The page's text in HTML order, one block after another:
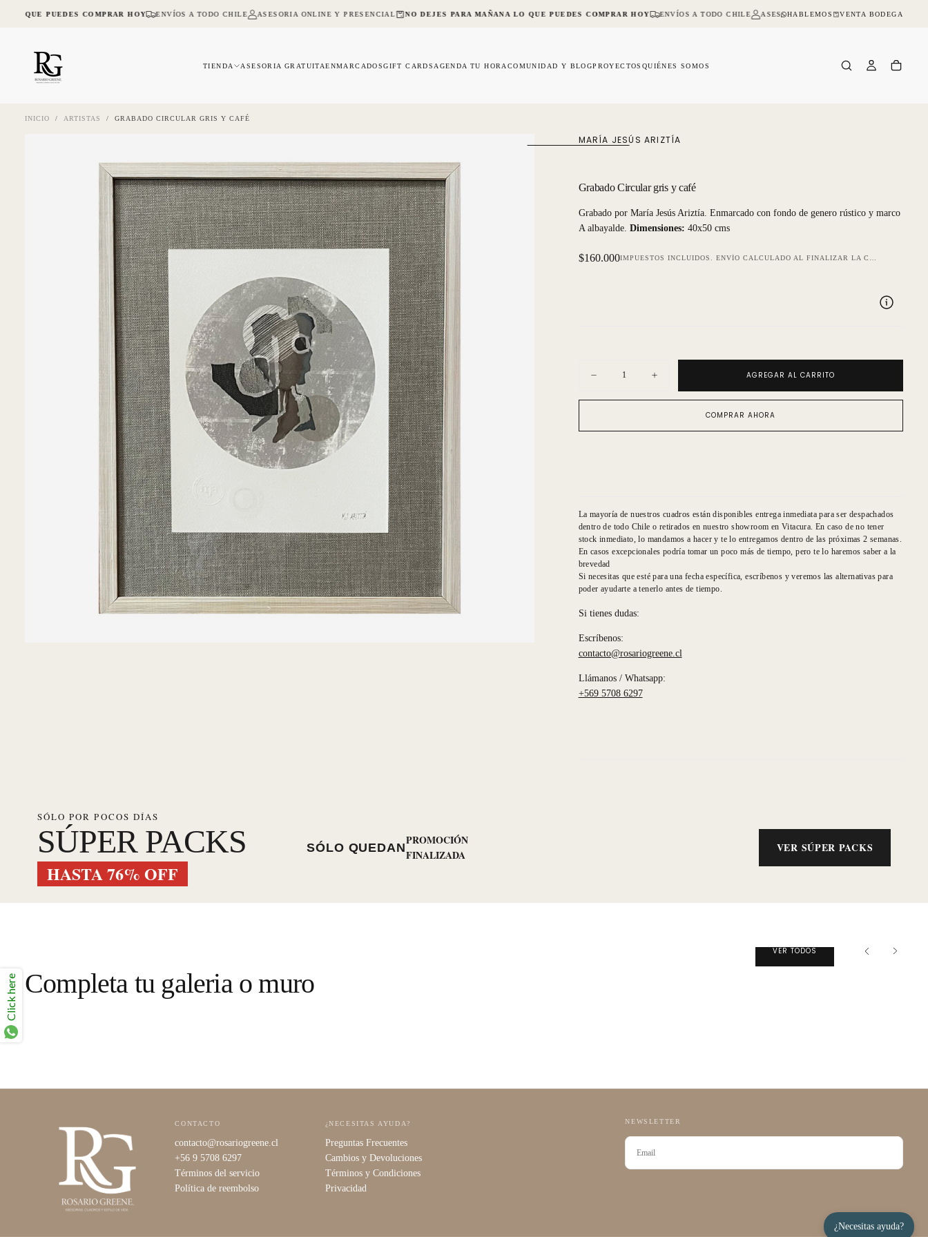
¿Necesitas ayuda?
SALTAR
LO QUE PUEDES COMPRAR HOY ENVÍOS A TODO CHILE ASESORIA ONLINE Y PRESENCIAL NO DEJES PARA MAÑANA LO QUE PUEDES COMPRAR HOY ENVÍOS A TODO CHILE ASESORIA ONLINE Y PRESENCIAL
HABLEMOS VENTA BODEGA
TIENDA ASESORIA GRATUITAENMARCADOSGIFT CARDS AGENDA TU HORA COMUNIDAD Y BLOGPROYECTOS QUIÉNES SOMOS
INICIO / ARTISTAS / GRABADO CIRCULAR GRIS Y CAFÉ
MARÍA JESÚS ARIZTÍA
Grabado Circular gris y café
Grabado por María Jesús Ariztía. Enmarcado con fondo de genero rústico y marco
A albayalde. Dimensiones: 40x50 cms
Precio
$160.000IMPUESTOS INCLUIDOS. ENVÍO CALCULADO AL FINALIZAR LA COMPRA.
Disminuir
para
gris
Aumentar
cantidad
para
gris
AGREGAR AL CARRITO
COMPRAR AHORA
La mayoría de nuestros cuadros están disponibles entrega inmediata para ser despachados
dentro de todo Chile o retirados en nuestro showroom en Vitacura. En caso de no tener
stock inmediato, lo mandamos a hacer y te lo entregamos dentro de las próximas 2 semanas.
En casos excepcionales podría tomar un poco más de tiempo, pero te lo haremos saber a la
brevedad
Si necesitas que esté para una fecha específica, escríbenos y veremos las alternativas para
poder ayudarte a tenerlo antes de tiempo.
Si tienes dudas:
Escríbenos:
contacto@rosariogreene.cl
Llámanos / Whatsapp:
+569 5708 6297
SÓLO POR POCOS DÍAS
SÚPER PACKS
HASTA 76% OFF
SÓLO QUEDAN
PROMOCIÓN
FINALIZADA
VER SÚPER PACKS
Completa tu galeria o muro
VER TODOS
CONTACTO
contacto@rosariogreene.cl
+56 9 5708 6297
Términos del servicio
Política de reembolso
¿NECESITAS AYUDA?
Preguntas Frecuentes
Cambios y Devoluciones
Términos y Condiciones
Privacidad
NEWSLETTER
CORREO
ELECTRÓNICO
Click here